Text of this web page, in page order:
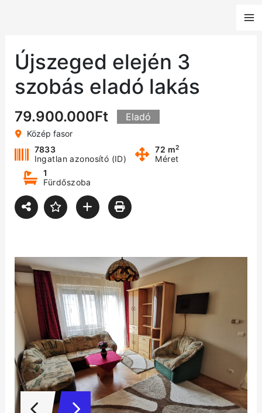
Újszeged elején 3
szobás eladó lakás
79.900.000Ft Eladó
Közép fasor
7833
Ingatlan azonosító (ID)
72 m2
Méret
1
Fürdőszoba